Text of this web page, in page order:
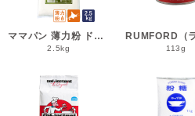
ママパン 薄力粉 ドルチェ 2.5kg 菓子用小麦粉 北海道産 江別製粉 国産小麦粉_シフォンケーキ スポンジケーキ パウンドケーキ クッキー
2.5kg 113g